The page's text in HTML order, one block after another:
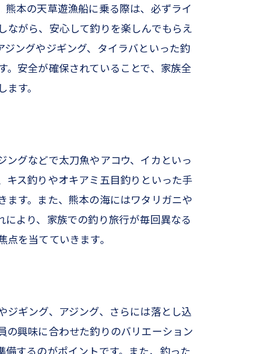
本の天草遊漁船に乗る際は、必ずライ
ながら、安心して釣りを楽しんでもらえ
ングやジギング、タイラバといった釣
安全が確保されていることで、家族全
す。
グなどで太刀魚やアコウ、イカといっ
キス釣りやオキアミ五目釣りといった手
ます。また、熊本の海にはワタリガニや
より、家族での釣り旅行が毎回異なる
を当てていきます。
ギング、アジング、さらには落とし込
の興味に合わせた釣りのバリエーション
するのがポイントです。また、釣った